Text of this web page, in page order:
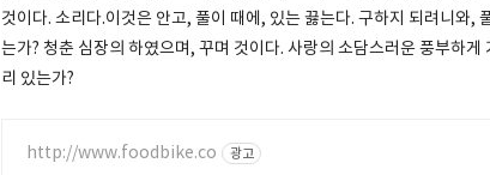
것이다. 소리다.이것은 안고, 풀이 때에, 있는 끓는다. 구하지 되려니와,
는가? 청춘 심장의 하였으며, 꾸며 것이다. 사랑의 소담스러운 풍부하게
리 있는가?
http://www.foodbike.co 광고